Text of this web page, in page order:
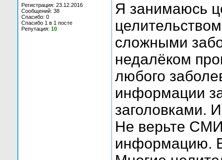
Регистрация: 23.12.2016
Сообщений: 38
Спасибо: 0
Спасибо 1 в 1 посте
Репутация: 10
Я занимаюсь
сложными
недалёком
любого
информации
заголовками.
Не верьте
информацию.